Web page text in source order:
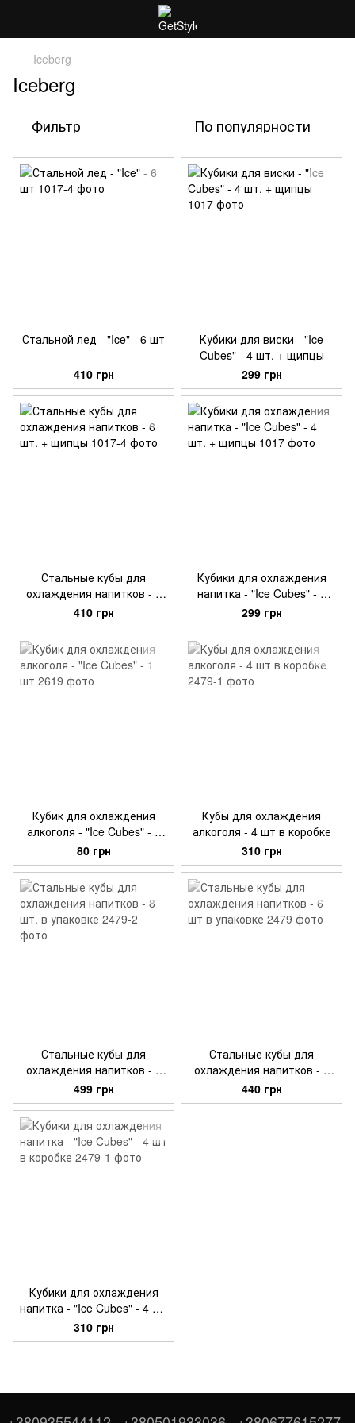
Iceberg
Iceberg
Фильтр По популярности
Стальной лед - "Ice" - 6 шт
410 грн
Кубики для виски - "Ice
Cubes" - 4 шт. + щипцы
299 грн
Стальные кубы для
охлаждения напитков - 6
шт. + щипцы
410 грн
Кубики для охлаждения
напитка - "Ice Cubes" - 4
шт. + щипцы
299 грн
Кубик для охлаждения
алкоголя - "Ice Cubes" - 1
шт
80 грн
Кубы для охлаждения
алкоголя - 4 шт в коробке
310 грн
Стальные кубы для
охлаждения напитков - 8
шт. в упаковке
499 грн
Стальные кубы для
охлаждения напитков - 6
шт в упаковке
440 грн
Кубики для охлаждения
напитка - "Ice Cubes" - 4 шт
в коробке
310 грн